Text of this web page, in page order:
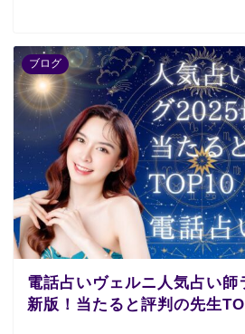
ブログ
電話占いヴェルニ人気占い師
新版！当たると評判の先生